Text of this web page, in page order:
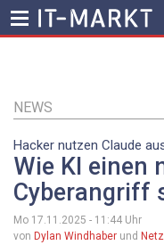
Inhalt
NEWS
Hacker nutzen Claude
Wie KI einen
Cyberangriff
Mo 17.11.2025 - 11:44 Uhr
von Dylan Windhaber und